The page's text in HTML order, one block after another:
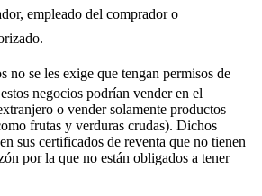
empleado del comprador o
no se les exige que tengan permisos de
negocios podrían vender en el
o vender solamente productos
frutas y verduras crudas). Dichos
sus certificados de reventa que no tienen
por la que no están obligados a tener